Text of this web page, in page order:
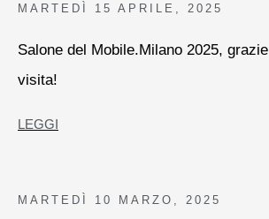
MARTEDÌ 15 APRILE, 2025
Salone del Mobile.Milano 2025,
visita!
LEGGI
MARTEDÌ 10 MARZO, 2025